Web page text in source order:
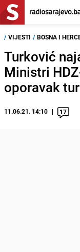
/ VIJESTI / BOSNA I
Turković
Ministri
oporavak
11.06.21. 14:10 17